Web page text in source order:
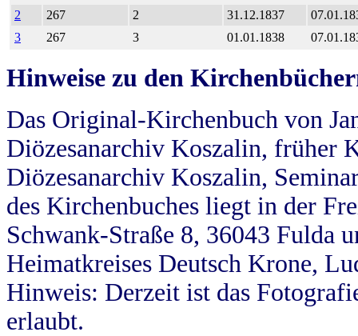
2
267 2 31.12.1837
3
267 3 01.01.1838
Hinweise zu den
Das Original-Kirchenbuch von
Diözesanarchiv Koszalin, früher
Diözesanarchiv Koszalin,
des Kirchenbuches liegt in der
Schwank-Straße 8, 36043 Fulda
Heimatkreises Deutsch Krone,
Hinweis: Derzeit ist das
erlaubt.